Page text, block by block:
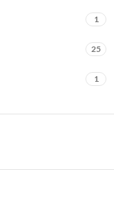
1
25
1